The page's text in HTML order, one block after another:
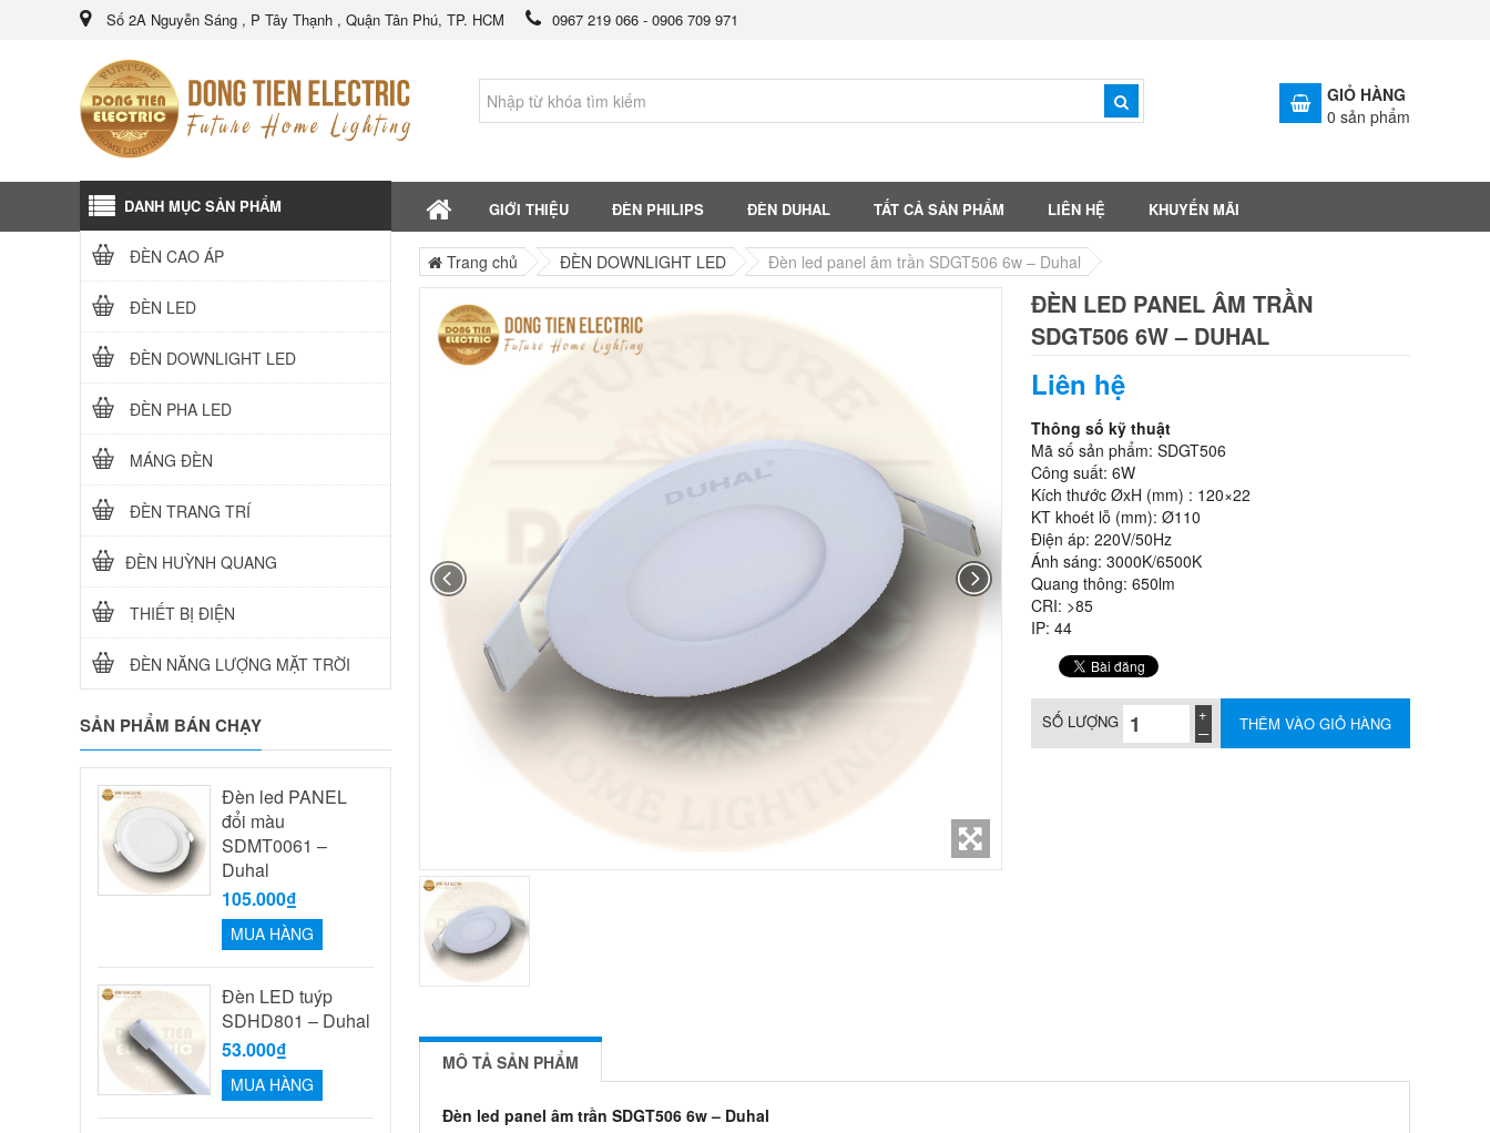
Số 2A Nguyễn Sáng , P Tây Thạnh , Quận Tân Phú, TP. HCM 0967 219 066 - 0906 709 971
GIỎ HÀNG
0 sản phẩm
GIỚI THIỆU ĐÈN PHILIPS ĐÈN DUHAL TẤT CẢ SẢN PHẨM LIÊN HỆ KHUYẾN MÃI
Trang chủ ĐÈN DOWNLIGHT LED Đèn led panel âm trần SDGT506 6w – Duhal
ĐÈN LED PANEL ÂM TRẦN
SDGT506 6W – DUHAL
Liên hệ
Thông số kỹ thuật
Mã số sản phẩm: SDGT506
Công suất: 6W
Kích thước ØxH (mm) : 120×22
KT khoét lỗ (mm): Ø110
Điện áp: 220V/50Hz
Ánh sáng: 3000K/6500K
Quang thông: 650lm
CRI: >85
IP: 44
SỐ LƯỢNG THÊM VÀO GIỎ HÀNG
MÔ TẢ SẢN PHẨM
Đèn led panel âm trần SDGT506 6w – Duhal
DANH MỤC SẢN PHẨM
ĐÈN CAO ÁP
ĐÈN LED
ĐÈN DOWNLIGHT LED
ĐÈN PHA LED
MÁNG ĐÈN
ĐÈN TRANG TRÍ
ĐÈN HUỲNH QUANG
THIẾT BỊ ĐIỆN
ĐÈN NĂNG LƯỢNG MẶT TRỜI
SẢN PHẨM BÁN CHẠY
Đèn led PANEL
đổi màu
SDMT0061 –
Duhal
105.000₫
MUA HÀNG
Đèn LED tuýp
SDHD801 – Duhal
53.000₫
MUA HÀNG